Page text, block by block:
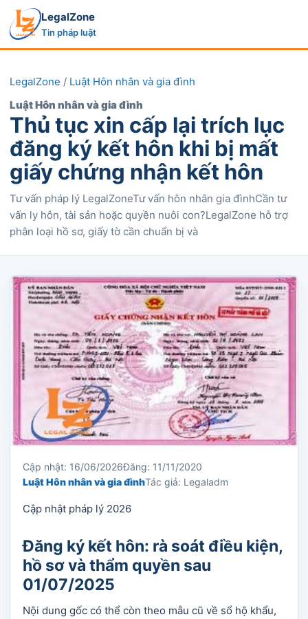
LegalZone
Tin pháp luật
LegalZone / Luật Hôn nhân và gia đình
Luật Hôn nhân và gia đình
Thủ tục xin cấp lại trích lục
đăng ký kết hôn khi bị mất
giấy chứng nhận kết hôn
Tư vấn pháp lý LegalZoneTư vấn hôn nhân gia đìnhCần tư
vấn ly hôn, tài sản hoặc quyền nuôi con?LegalZone hỗ trợ
phân loại hồ sơ, giấy tờ cần chuẩn bị và
Cập nhật: 16/06/2026Đăng: 11/11/2020
Luật Hôn nhân và gia đìnhTác giả: Legaladm
Cập nhật pháp lý 2026
Đăng ký kết hôn: rà soát điều kiện,
hồ sơ và thẩm quyền sau
01/07/2025
Nội dung gốc có thể còn theo mẫu cũ về sổ hộ khẩu,